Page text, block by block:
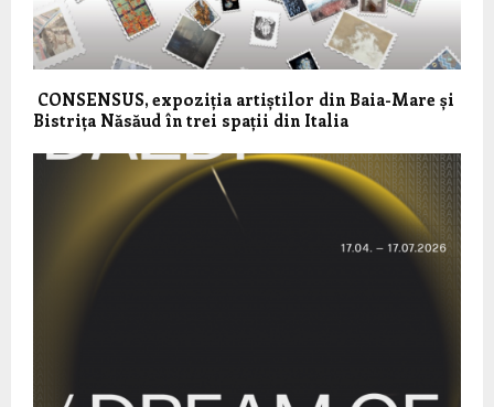
CONSENSUS, expoziția artiștilor din Baia-Mare și
Bistrița Năsăud în trei spații din Italia